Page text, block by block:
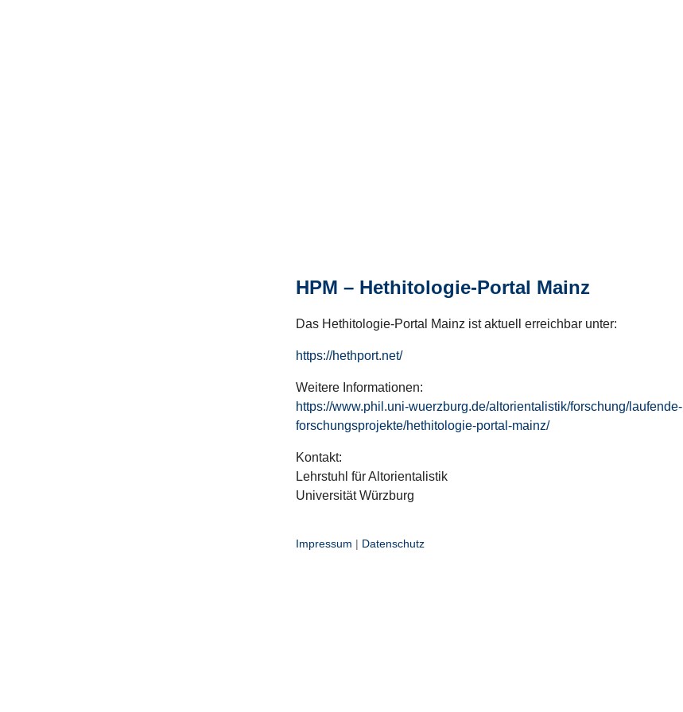
HPM – Hethitologie-Portal Mainz
Das Hethitologie-Portal Mainz ist aktuell erreichbar unter:
https://hethport.net/
Weitere Informationen:
https://www.phil.uni-wuerzburg.de/altorientalistik/forschung/laufende-
forschungsprojekte/hethitologie-portal-mainz/
Kontakt:
Lehrstuhl für Altorientalistik
Universität Würzburg
Impressum | Datenschutz